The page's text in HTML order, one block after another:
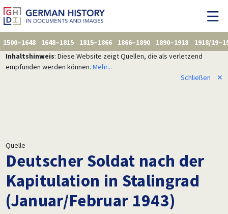
1500–1648 1648–1815 1815–1866 1866–1890 1890–1918
1918/
Inhaltshinweis: Diese Website zeigt Quellen, die als verletzend
empfunden werden können. Mehr...
Schließen
✕
Quelle
Deutscher Soldat nach der
Kapitulation in Stalingrad
(Januar/Februar 1943)